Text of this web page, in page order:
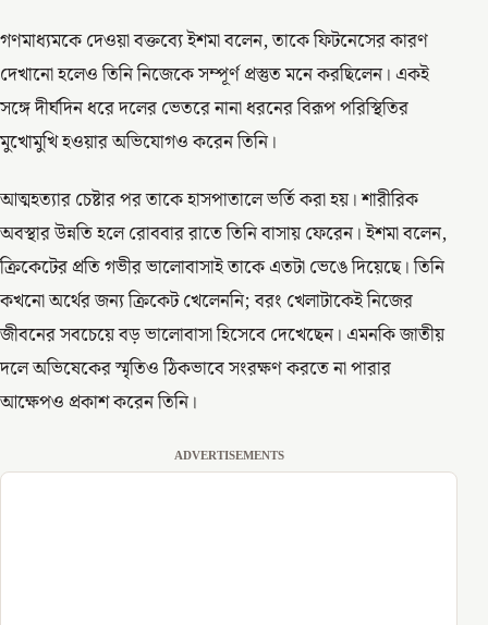
গণমাধ্যমকে দেওয়া বক্তব্যে ইশমা বলেন, তাকে ফিটনেসের কারণ
দেখানো হলেও তিনি নিজেকে সম্পূর্ণ প্রস্তুত মনে করছিলেন। একই
সঙ্গে দীর্ঘদিন ধরে দলের ভেতরে নানা ধরনের বিরূপ পরিস্থিতির
মুখোমুখি হওয়ার অভিযোগও করেন তিনি।
আত্মহত্যার চেষ্টার পর তাকে হাসপাতালে ভর্তি করা হয়। শারীরিক
অবস্থার উন্নতি হলে রোববার রাতে তিনি বাসায় ফেরেন। ইশমা বলেন,
ক্রিকেটের প্রতি গভীর ভালোবাসাই তাকে এতটা ভেঙে দিয়েছে। তিনি
কখনো অর্থের জন্য ক্রিকেট খেলেননি; বরং খেলাটাকেই নিজের
জীবনের সবচেয়ে বড় ভালোবাসা হিসেবে দেখেছেন। এমনকি জাতীয়
দলে অভিষেকের স্মৃতিও ঠিকভাবে সংরক্ষণ করতে না পারার
আক্ষেপও প্রকাশ করেন তিনি।
ADVERTISEMENTS